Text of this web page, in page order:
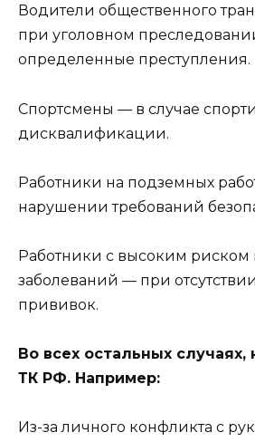
Водители общественного
при уголовном
определенные преступления.
Спортсмены — в случае
дисквалификации.
Работники на подземных
нарушении требований
Работники с высоким
заболеваний — при
прививок.
Во всех остальных случаях,
ТК РФ. Например:
Из-за личного конфликта с